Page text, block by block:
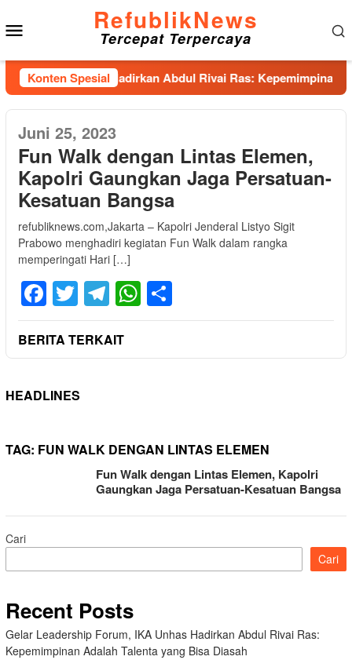
ke
konten
RefublikNews
Tercepat Terpercaya
Konten Spesial
IKA Unhas Hadirkan Abdul Rivai Ras: Kepemimpinan
Juni 25, 2023
Fun Walk dengan Lintas Elemen,
Kapolri Gaungkan Jaga Persatuan-
Kesatuan Bangsa
refubliknews.com,Jakarta – Kapolri Jenderal Listyo Sigit
Prabowo menghadiri kegiatan Fun Walk dalam rangka
memperingati Hari […]
Facebook
TwitterTelegram
WhatsApp
BERITA TERKAIT
HEADLINES
TAG: FUN WALK DENGAN LINTAS ELEMEN
Fun Walk dengan Lintas Elemen, Kapolri
Gaungkan Jaga Persatuan-Kesatuan Bangsa
Cari
Cari
Recent Posts
Gelar Leadership Forum, IKA Unhas Hadirkan Abdul Rivai Ras:
Kepemimpinan Adalah Talenta yang Bisa Diasah